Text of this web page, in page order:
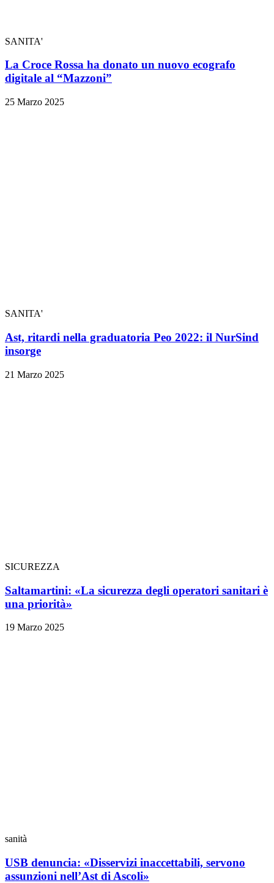
SANITA'
La Croce Rossa ha donato un nuovo ecografo
digitale al “Mazzoni”
25 Marzo 2025
SANITA'
Ast, ritardi nella graduatoria Peo 2022: il NurSind
insorge
21 Marzo 2025
SICUREZZA
Saltamartini: «La sicurezza degli operatori sanitari è
una priorità»
19 Marzo 2025
sanità
USB denuncia: «Disservizi inaccettabili, servono
assunzioni nell’Ast di Ascoli»